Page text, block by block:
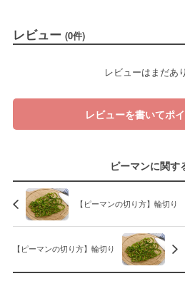
レビュー (0件)
レビューはまだあ
レビューを書いてポ
ピーマンに関す
【ピーマンの切り方】輪切り
【ピーマンの切り方】輪切り